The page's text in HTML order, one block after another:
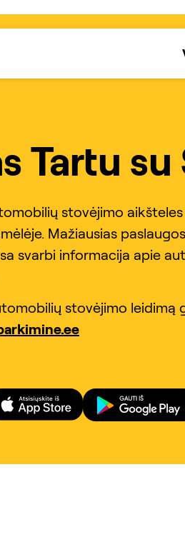
Tartu
stovėjimo
Mažiausias
svarbi informacija apie
stovėjimo leidimą